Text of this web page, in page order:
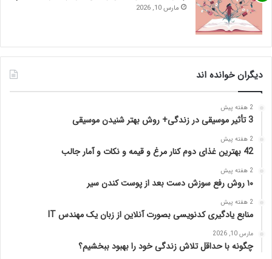
مارس 10, 2026
دیگران خوانده اند
2 هفته پیش
3 تأثیر موسیقی در زندگی+ روش بهتر شنیدن موسیقی
2 هفته پیش
42 بهترین غذای دوم کنار مرغ و قیمه و نکات و آمار جالب
2 هفته پیش
۱۰ روش رفع سوزش دست بعد از پوست کندن سیر
2 هفته پیش
منابع یادگیری کدنویسی بصورت آنلاین از زبان یک مهندس IT
مارس 10, 2026
چگونه با حداقل تلاش زندگی خود را بهبود ببخشیم؟